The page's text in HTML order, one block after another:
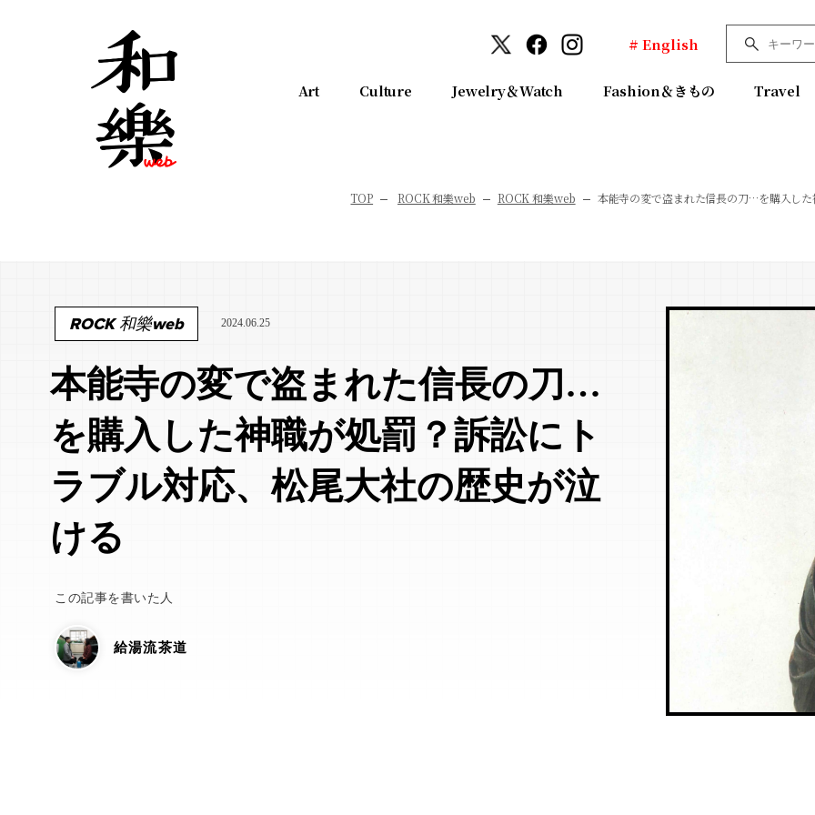
# English
Art Culture Jewelry＆Watch Fashion＆きもの Travel
TOP ROCK 和樂web ROCK 和樂web 本能寺の変で盗まれた信長の刀…を購入し
ROCK 和樂web 2024.06.25
本能寺の変で盗まれた信長の刀…
を購入した神職が処罰？訴訟にト
ラブル対応、松尾大社の歴史が泣
ける
この記事を書いた人
給湯流茶道